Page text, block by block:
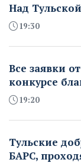
Над
19:30
Все заявки
конкурсе
19:20
Тульские
БАРС,